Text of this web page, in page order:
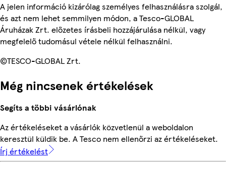
A jelen információ kizárólag személyes felhasználásra szolgál,
és azt nem lehet semmilyen módon, a Tesco-GLOBAL
Áruházak Zrt. előzetes írásbeli hozzájárulása nélkül, vagy
megfelelő tudomásul vétele nélkül felhasználni.
©TESCO-GLOBAL Zrt.
Még nincsenek értékelések
Segíts a többi vásárlónak
Az értékeléseket a vásárlók közvetlenül a weboldalon
keresztül küldik be. A Tesco nem ellenőrzi az értékeléseket.
Írj értékelést